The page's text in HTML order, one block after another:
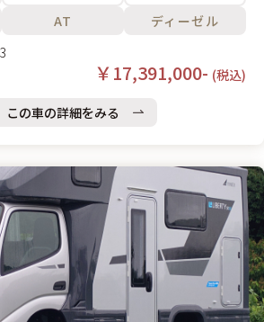
AT
ディーゼル
￥17,391,000- (税込)
この車の詳細をみる